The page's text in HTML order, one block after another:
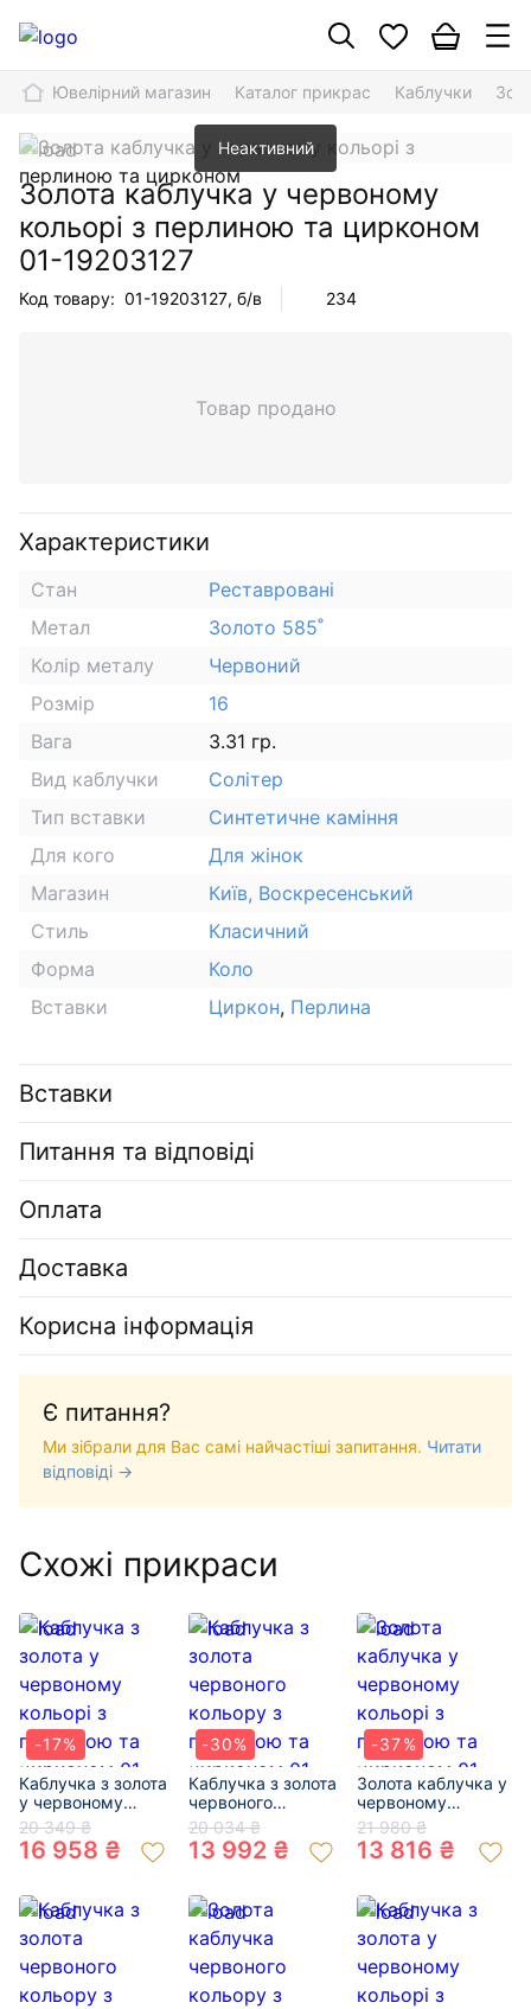
Ювелірний магазин Каталог прикрас Каблучки
Неактивний
Золота каблучка у червоному
кольорі з перлиною та цирконом
01-19203127
Код товару: 01-19203127, б/в 234
Товар продано
Характеристики
Стан
Реставровані
Метал
Золото 585˚
Колір металу
Червоний
Розмір
16
Вага
3.31 гр.
Вид каблучки
Солітер
Тип вставки
Синтетичне каміння
Для кого
Для жінок
Магазин
Київ, Воскресенський
Стиль
Класичний
Форма
Коло
Вставки
Циркон, Перлина
Вставки
Питання та відповіді
Оплата
Доставка
Корисна інформація
Є питання?
Ми зібрали для Вас самі найчастіші запитання. Читати
відповіді →
Схожі прикраси
-17%
Каблучка з золота
у червоному
кольорі з
перлиною та
цирконом 01-
20 349 ₴
16 958 ₴
-30%
Каблучка з золота
червоного
кольору з
перлиною та
цирконом 01-
20 034 ₴
13 992 ₴
-37%
Золота каблучка у
червоному
кольорі з
перлиною та
цирконом 01-
21 980 ₴
13 816 ₴